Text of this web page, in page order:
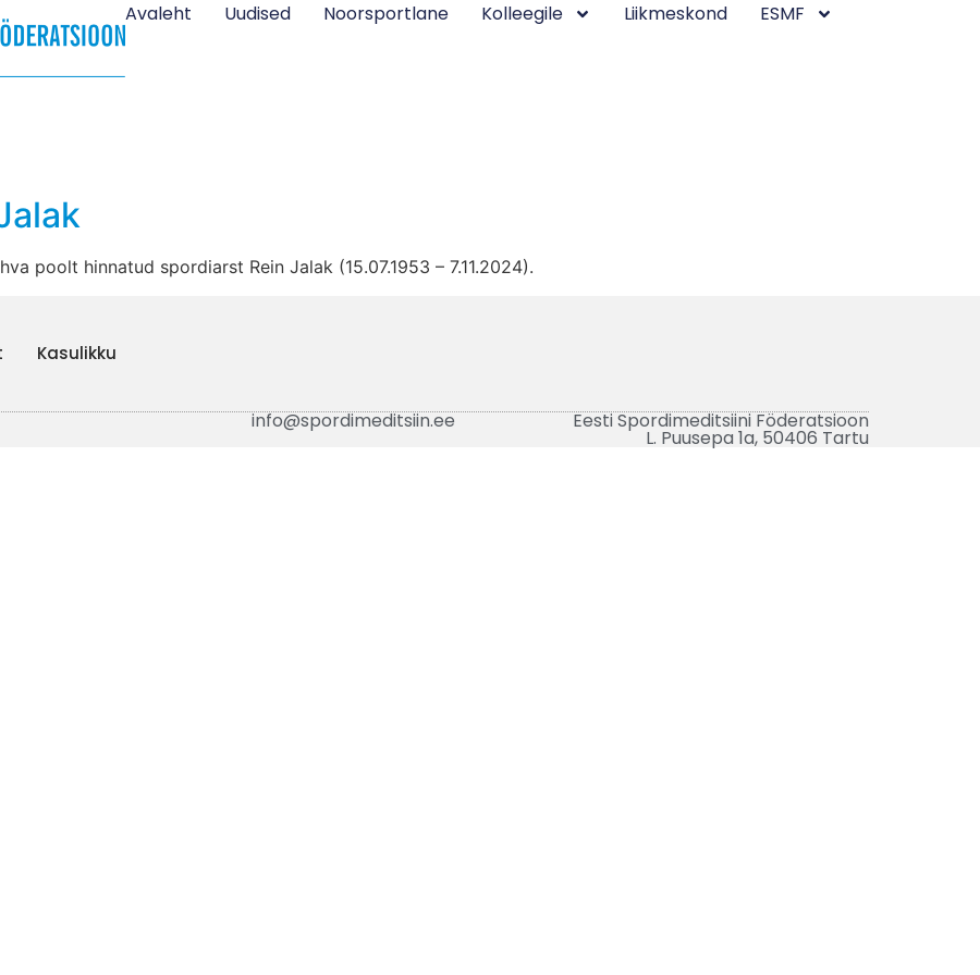
Avaleht Uudised Noorsportlane Kolleegile Liikmeskond ESMF
poolt hinnatud spordiarst Rein Jalak (15.07.1953 – 7.11.2024).
Kasulikku
info@spordimeditsiin.ee Eesti Spordimeditsiini Föderatsioon
L. Puusepa 1a, 50406 Tartu